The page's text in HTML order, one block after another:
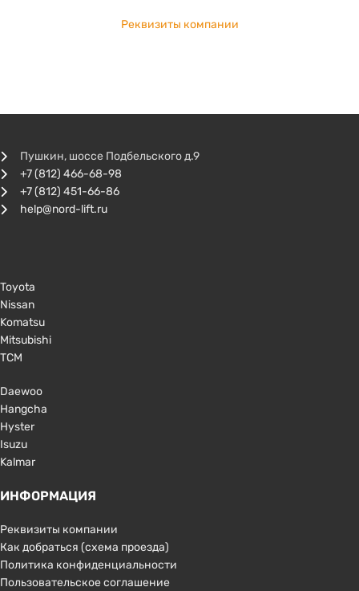
Реквизиты компании
Пушкин, шоссе Подбельского д.9
+7 (812) 466-68-98
+7 (812) 451-66-86
help@nord-lift.ru
Toyota
Nissan
Komatsu
Mitsubishi
TCM
Daewoo
Hangcha
Hyster
Isuzu
Kalmar
ИНФОРМАЦИЯ
Реквизиты компании
Как добраться (схема проезда)
Политика конфиденциальности
Пользовательское соглашение